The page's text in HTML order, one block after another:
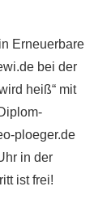
Erneuerbare
bei der
heiß“ mit
ploeger.de
in der
ist frei!